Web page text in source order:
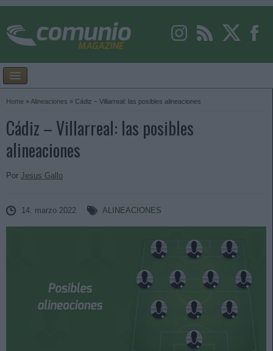
Home »Alineaciones » Cádiz – Villarreal: las posibles alineaciones
Cádiz – Villarreal: las posibles
alineaciones
Por Jesus Gallo
14. marzo 2022 ALINEACIONES